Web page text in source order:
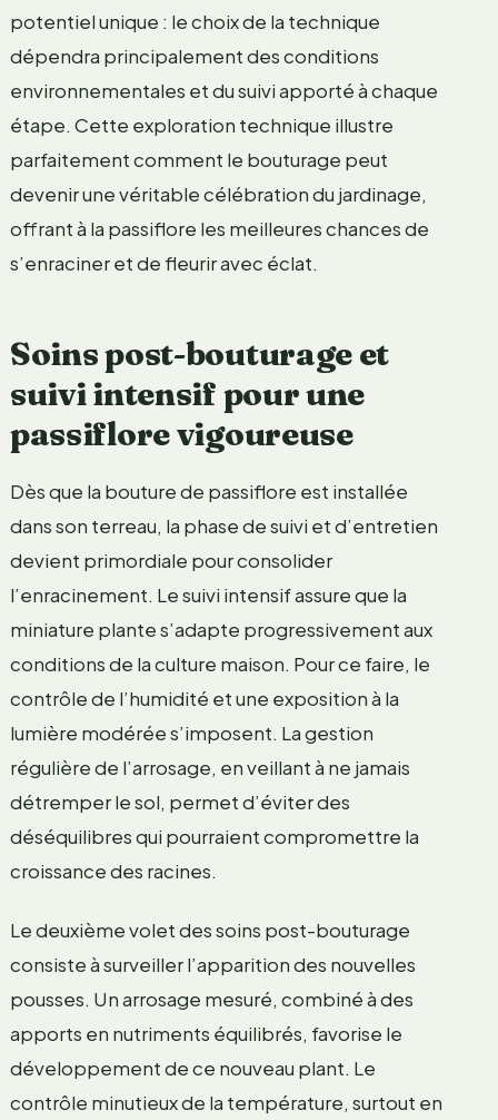
potentiel unique : le choix de la technique
dépendra principalement des conditions
environnementales et du suivi apporté à chaque
étape. Cette exploration technique illustre
parfaitement comment le bouturage peut
devenir une véritable célébration du jardinage,
offrant à la passiflore les meilleures chances de
s’enraciner et de fleurir avec éclat.
Soins post-bouturage et
suivi intensif pour une
passiflore vigoureuse
Dès que la bouture de passiflore est installée
dans son terreau, la phase de suivi et d’entretien
devient primordiale pour consolider
l’enracinement. Le suivi intensif assure que la
miniature plante s’adapte progressivement aux
conditions de la culture maison. Pour ce faire, le
contrôle de l’humidité et une exposition à la
lumière modérée s’imposent. La gestion
régulière de l’arrosage, en veillant à ne jamais
détremper le sol, permet d’éviter des
déséquilibres qui pourraient compromettre la
croissance des racines.
Le deuxième volet des soins post-bouturage
consiste à surveiller l’apparition des nouvelles
pousses. Un arrosage mesuré, combiné à des
apports en nutriments équilibrés, favorise le
développement de ce nouveau plant. Le
contrôle minutieux de la température, surtout en